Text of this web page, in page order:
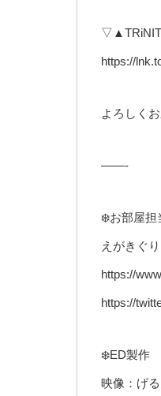
https://
よろしく
——-
❄️お部屋担
えがきぐ
https://
https://
❄️ED製作
映像：げ